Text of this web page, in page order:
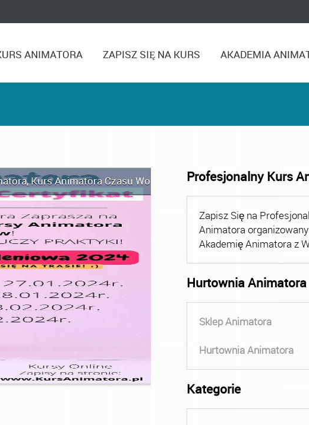
ANIMATORA ZAPISZ SIĘ NA KURS AKADEMIA
,Kurs Animatora Czasu Wolnego Kurs Animatora Czasu
Profesjonalny Kurs
Zapisz Się na
Animatora
Akademię Animatora z
Hurtownia Animatora
Sklep Animatora
Hurtownia Animatora
Kategorie